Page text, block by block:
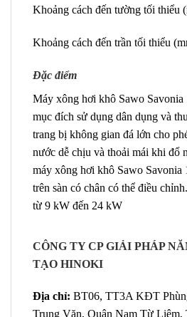
Khoảng cách đến tường tối thiểu
Khoảng cách đến trần tối thiểu
Đặc điểm
Máy xông hơi khô Sawo Savonia
mục đích sử dụng dân dụng và
trang bị không gian đá lớn cho
nước dễ chịu và thoải mái khi đổ
máy xông hơi khô Sawo Savonia
trên sàn có chân có thể điều
từ 9 kW đến 24 kW
CÔNG TY CP GIẢI PHÁP
TẠO HINOKI
Địa chỉ: BT06, TT3A KĐT
Trung Văn, Quận Nam Từ Liêm,